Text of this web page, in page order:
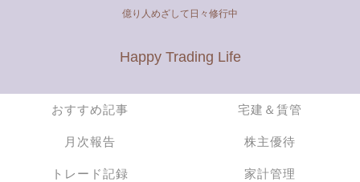
億り人めざして日々修行中
Happy Trading Life
おすすめ記事 宅建＆賃管
月次報告 株主優待
トレード記録 家計管理